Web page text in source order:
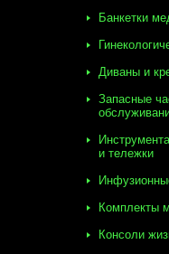
Банкетки
Диваны и
Запасные
и тележки
Комплекты
Консоли